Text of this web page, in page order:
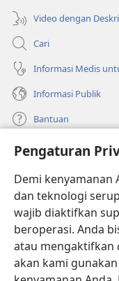
Pengaturan
Demi kenyamanan
dan teknologi
wajib diaktifkan
beroperasi. Anda
atau mengaktifkan
akan kami
Video dengan
Cari
Informasi Medis
Informasi Publik
Bantuan
Sumbangan
(terbuka
di
window
baru)
PERPUSTAKAAN
(terbuka
di
windowJW Hub
(terbuka
di
window
baru)
JW Library ®